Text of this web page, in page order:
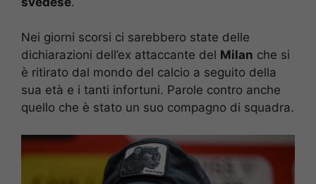
Nei giorni scorsi ci sarebbero state delle
dichiarazioni dell’ex attaccante del Milan che si
è ritirato dal mondo del calcio a seguito della
sua età e i tanti infortuni. Parole contro anche
quello che è stato un suo compagno di squadra.